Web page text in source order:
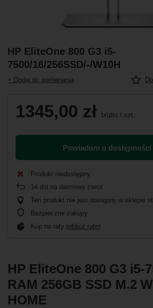
HP EliteOne 800 G3 i5-
7500/16/256SSD/-/W10H
+ Dodaj do porównania
1345,00 zł brutto / szt.
Powiadom o dostępności
Produkt niedostępny
14 dni na darmowy zwrot
Ten produkt nie jest dostępny w sklepie
Bezpieczne zakupy
Kup na raty (oblicz ratę)
HP EliteOne 800 G3 i5-
RAM 256GB SSD M.2
HOME